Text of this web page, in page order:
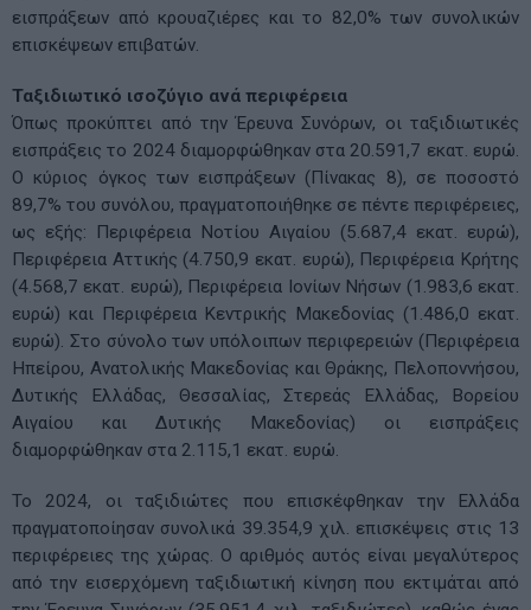
εισπράξεων από κρουαζιέρες και το 82,0% των συνολικών
επισκέψεων επιβατών.
Ταξιδιωτικό ισοζύγιο ανά περιφέρεια
Όπως προκύπτει από την Έρευνα Συνόρων, οι ταξιδιωτικές
εισπράξεις το 2024 διαμορφώθηκαν στα 20.591,7 εκατ. ευρώ.
Ο κύριος όγκος των εισπράξεων (Πίνακας 8), σε ποσοστό
89,7% του συνόλου, πραγματοποιήθηκε σε πέντε περιφέρειες,
ως εξής: Περιφέρεια Νοτίου Αιγαίου (5.687,4 εκατ. ευρώ),
Περιφέρεια Αττικής (4.750,9 εκατ. ευρώ), Περιφέρεια Κρήτης
(4.568,7 εκατ. ευρώ), Περιφέρεια Ιονίων Νήσων (1.983,6 εκατ.
ευρώ) και Περιφέρεια Κεντρικής Μακεδονίας (1.486,0 εκατ.
ευρώ). Στο σύνολο των υπόλοιπων περιφερειών (Περιφέρεια
Ηπείρου, Ανατολικής Μακεδονίας και Θράκης, Πελοποννήσου,
Δυτικής Ελλάδας, Θεσσαλίας, Στερεάς Ελλάδας, Βορείου
Αιγαίου και Δυτικής Μακεδονίας) οι εισπράξεις
διαμορφώθηκαν στα 2.115,1 εκατ. ευρώ.
Το 2024, οι ταξιδιώτες που επισκέφθηκαν την Ελλάδα
πραγματοποίησαν συνολικά 39.354,9 χιλ. επισκέψεις στις 13
περιφέρειες της χώρας. Ο αριθμός αυτός είναι μεγαλύτερος
από την εισερχόμενη ταξιδιωτική κίνηση που εκτιμάται από